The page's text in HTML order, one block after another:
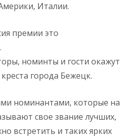
Италии.
премии это
номинты и гости окажут
города Бежецк.
номинантами, которые на
свое звание лучших,
встретить и таких ярких